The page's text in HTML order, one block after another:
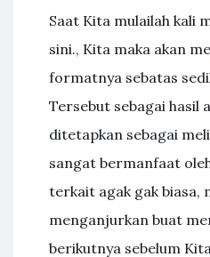
Saat Kita mulailah kali
sini., Kita maka akan
formatnya sebatas
Tersebut sebagai hasil
ditetapkan sebagai
sangat bermanfaat
terkait agak gak biasa,
menganjurkan buat
berikutnya sebelum